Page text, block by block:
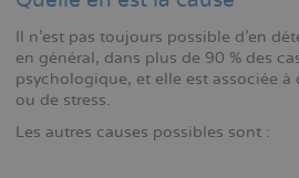
Il n'est pas toujours possible d'en
en général, dans plus de 90 % des
psychologique, et elle est associée à
ou de stress.
Les autres causes possibles sont :